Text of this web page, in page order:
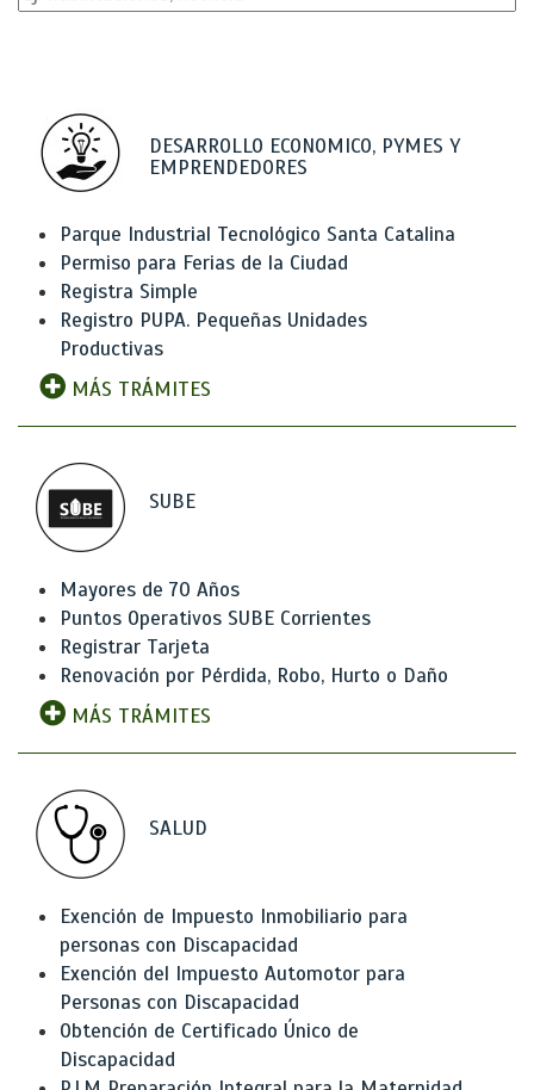
DESARROLLO ECONOMICO, PYMES Y
EMPRENDEDORES
Parque Industrial Tecnológico Santa Catalina
Permiso para Ferias de la Ciudad
Registra Simple
Registro PUPA. Pequeñas Unidades
Productivas
MÁS TRÁMITES
SUBE
Mayores de 70 Años
Puntos Operativos SUBE Corrientes
Registrar Tarjeta
Renovación por Pérdida, Robo, Hurto o Daño
MÁS TRÁMITES
SALUD
Exención de Impuesto Inmobiliario para
personas con Discapacidad
Exención del Impuesto Automotor para
Personas con Discapacidad
Obtención de Certificado Único de
Discapacidad